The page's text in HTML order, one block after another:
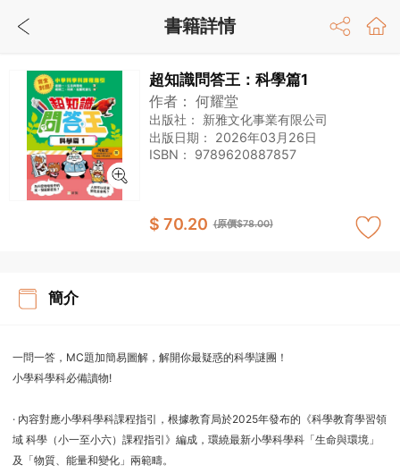
超知識問答王：科學篇1
作者： 何耀堂
出版社： 新雅文化事業有限公司
出版日期： 2026年03月26日
ISBN： 9789620887857
$ 70.20 (原價$78.00)
簡介
一問一答，MC題加簡易圖解，解開你最疑惑的科學謎團！
小學科學科必備讀物!
· 內容對應小學科學科課程指引，根據教育局於2025年發布的《科學教育學習領
域 科學（小一至小六）課程指引》編成，環繞最新小學科學科「生命與環境」
及「物質、能量和變化」兩範疇。
書籍詳情